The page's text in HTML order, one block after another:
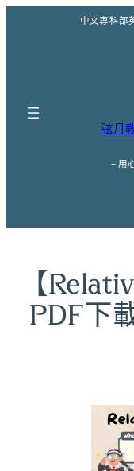
中文專科部
弦月
– 用
【
PDF下